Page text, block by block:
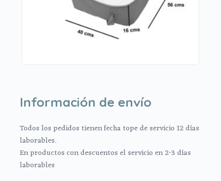
Información de envío
Todos los pedidos tienen fecha tope de servicio 12 días
laborables.
En productos con descuentos el servicio en 2-3 días
laborables